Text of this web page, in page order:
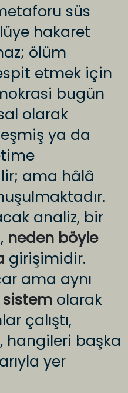
süs
hakaret
ölüm
etmek için
bugün
olarak
ya da
ama hâlâ
analiz, bir
neden böyle
girişimidir.
ama aynı
sistem olarak
çalıştı,
hangileri başka
yer